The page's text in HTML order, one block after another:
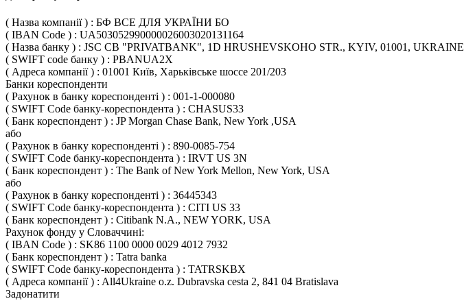
( Назва компанії ) : БФ ВСЕ ДЛЯ УКРАЇНИ БО
( IBAN Code ) : UA503052990000026003020131164
( Назва банку ) : JSC CB "PRIVATBANK", 1D HRUSHEVSKOHO STR., KYIV, 01001, UKRAINE
( SWIFT code банку ) : PBANUA2X
( Адреса компанії ) : 01001 Київ, Харьківське шоссе 201/203
Банки кореспонденти
( Рахунок в банку кореспонденті ) : 001-1-000080
( SWIFT Code банку-кореспондента ) : CHASUS33
( Банк кореспондент ) : JP Morgan Chase Bank, New York ,USA
або
( Рахунок в банку кореспонденті ) : 890-0085-754
( SWIFT Code банку-кореспондента ) : IRVT US 3N
( Банк кореспондент ) : The Bank of New York Mellon, New York, USA
або
( Рахунок в банку кореспонденті ) : 36445343
( SWIFT Code банку-кореспондента ) : CITI US 33
( Банк кореспондент ) : Citibank N.A., NEW YORK, USA
Рахунок фонду у Словаччині:
( IBAN Code ) : SK86 1100 0000 0029 4012 7932
( Банк кореспондент ) : Tatra banka
( SWIFT Code банку-кореспондента ) : TATRSKBX
( Адреса компанії ) : All4Ukraine o.z. Dubravska cesta 2, 841 04 Bratislava
Задонатити